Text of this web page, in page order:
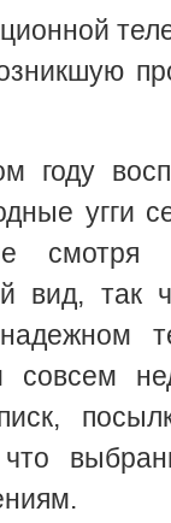
году
угги
смотря
вид, так
совсем